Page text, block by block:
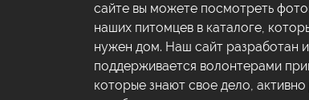
сайте вы можете посмотреть
наших питомцев в каталоге,
нужен дом. Наш сайт разработан и
поддерживается волонтерами
которые знают свое дело,